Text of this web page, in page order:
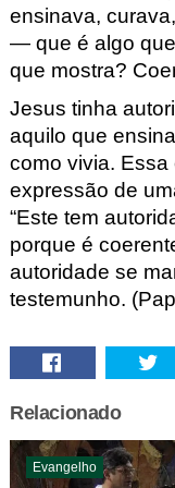
ensinava,
— que é algo
que mostra?
Jesus tinha
aquilo que
como vivia.
expressão de
“Este tem
porque é
autoridade se
testemunho.
Relacionado
Evangelho